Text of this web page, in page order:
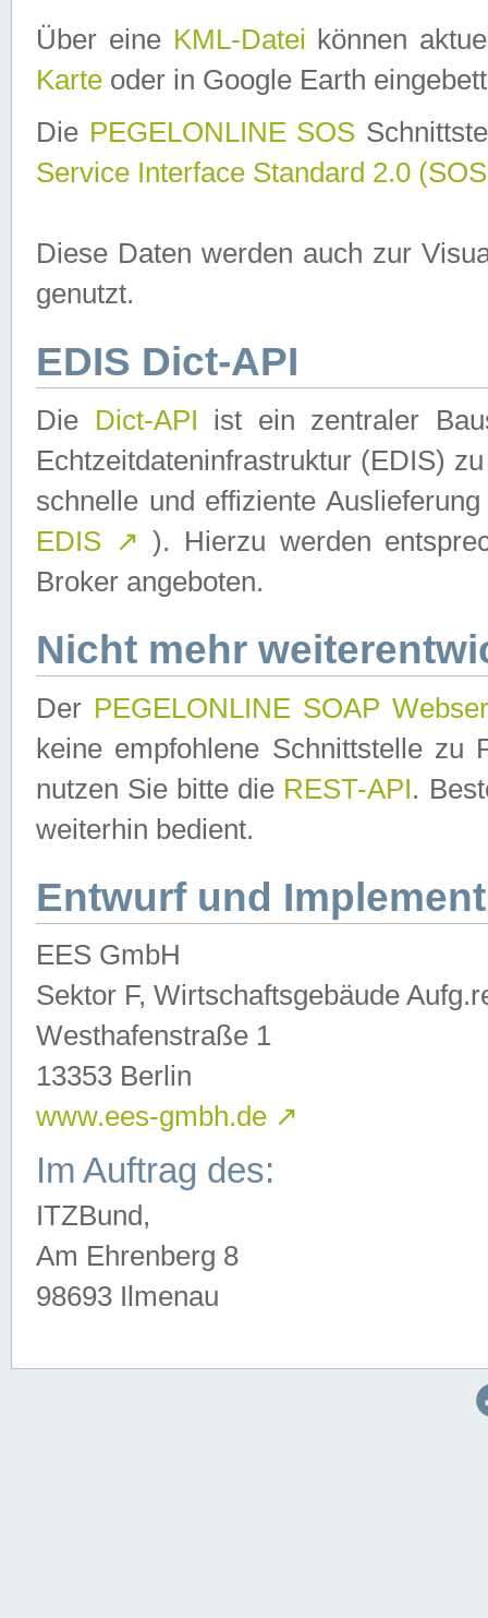
Über eine KML-Datei können
Karte oder in Google Earth
Die PEGELONLINE SOS
Service Interface Standard 2.0
Diese Daten werden auch zur
genutzt.
EDIS Dict-API
Die Dict-API ist ein zentraler
Echtzeitdateninfrastruktur (EDIS)
schnelle und effiziente
EDIS ↗ ). Hierzu werden
Broker angeboten.
Nicht mehr
Der PEGELONLINE SOAP
keine empfohlene Schnittstelle zu
nutzen Sie bitte die REST-API.
weiterhin bedient.
Entwurf und
EES GmbH
Sektor F, Wirtschaftsgebäude
Westhafenstraße 1
13353 Berlin
www.ees-gmbh.de ↗
Im Auftrag des:
ITZBund,
Am Ehrenberg 8
98693 Ilmenau